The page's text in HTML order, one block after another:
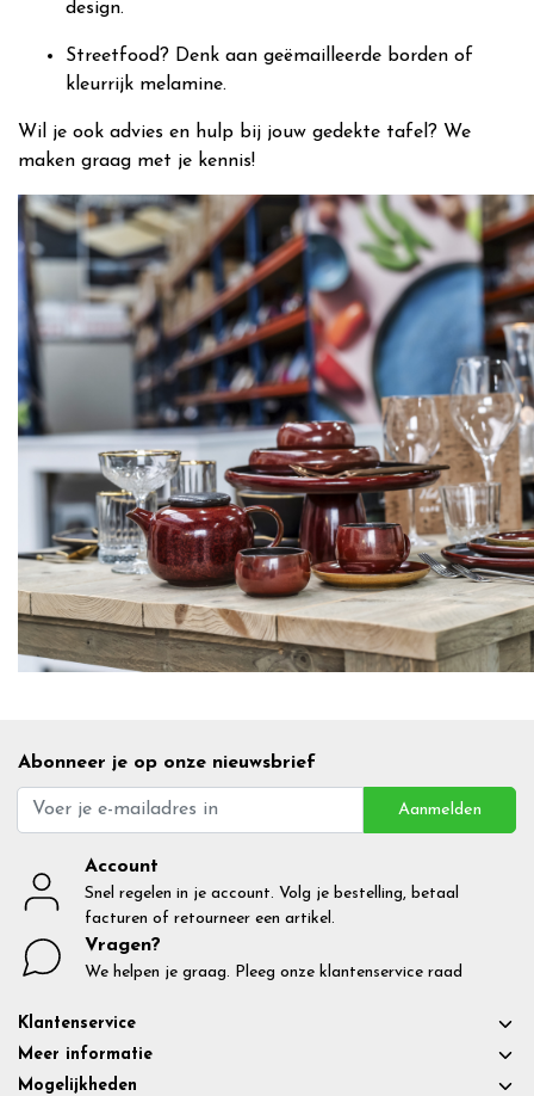
design.
Streetfood? Denk aan geëmailleerde borden of
kleurrijk melamine.
Wil je ook advies en hulp bij jouw gedekte tafel? We
maken graag met je kennis!
Abonneer je op onze nieuwsbrief
Aanmelden
Account
Snel regelen in je account. Volg je bestelling, betaal
facturen of retourneer een artikel.
Vragen?
We helpen je graag. Pleeg onze klantenservice raad
Klantenservice
Meer informatie
Mogelijkheden